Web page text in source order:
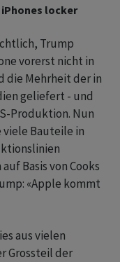
locker
Trump
vorerst nicht in
die Mehrheit der in
geliefert - und
Produktion. Nun
viele Bauteile in
Basis von Cooks
«Apple kommt
aus vielen
Grossteil der